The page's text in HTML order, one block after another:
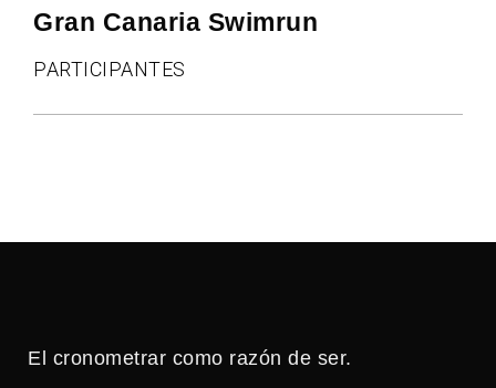
Gran Canaria Swimrun
PARTICIPANTES
El cronometrar como razón de ser.